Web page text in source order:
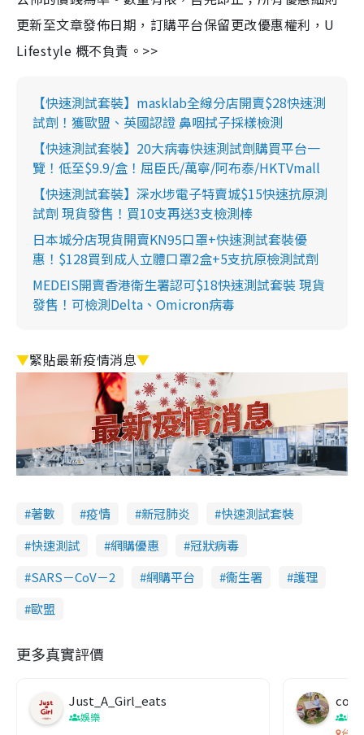
更新至文章發佈日期，訂購平台保留更改優惠權利，U
Lifestyle 概不負責。>>
【快速測試套裝】masklab全線分店開賣$28快速測
試劑！獲歐盟、英國認證 鼻咽拭子採樣檢測
【快速測試套裝】20大病毒快速測試劑購買平台一
覽！低至$9.9/盒！屈臣氏/萬寧/阿布泰/HKTVmall
【快速測試套裝】深水埗電子特賣城$15快速抗原測
試劑 現貨發售！買10支再送3支檢測棒
日本城分店現貨開賣KN95口罩+快速測試套裝優
惠！$128買到成人立體口罩2盒+5支抗原檢測試劑
MEDEIS開賣香港衛生署認可$18快速測試套裝 現貨
發售！可檢測Delta、Omicron病毒
▼緊貼最新疫情消息▼
著數 疫情 新冠肺炎
快速測試套裝
快速測試
網購優惠
冠狀病毒
SARS－CoV－2
網購平台 衞生署
護理
歐盟
更多真實評價
Just_A_Girl_eats
娛樂
co
吹